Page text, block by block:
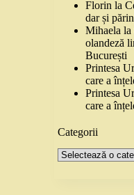
Florin la
dar și
Mihaela la
olandeză
București
Printesa
care a
Printesa
care a
Categorii
Categorii